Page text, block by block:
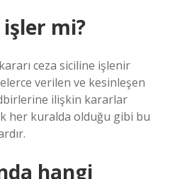
işler mi?
ceza siciline işlenir
verilen ve kesinleşen
ilişkin kararlar
her kuralda olduğu gibi bu
hangi